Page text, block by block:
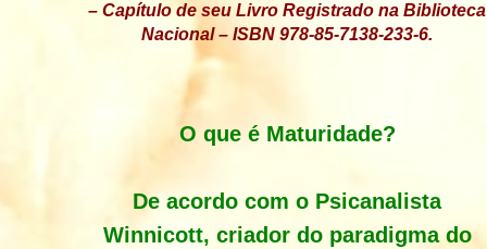
– Capítulo de seu Livro Registrado na Biblioteca
Nacional – ISBN 978-85-7138-233-6.
O que é Maturidade?
De acordo com o Psicanalista
Winnicott, criador do paradigma do